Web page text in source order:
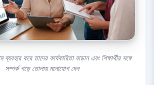
করে তাদের কার্যকারিতা বাড়ান এবং শিক্ষার্থীর সঙ্গে
সম্পর্ক গড়ে তোলায় মনোযোগ দেন